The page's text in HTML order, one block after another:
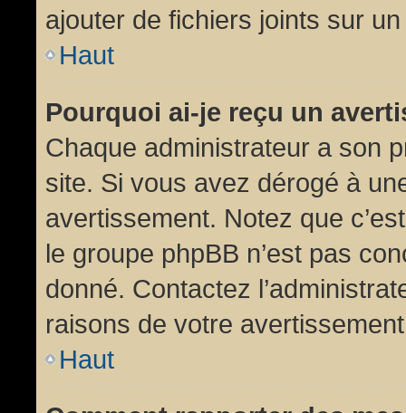
ajouter de fichiers joints sur
Haut
Pourquoi ai-je reçu un
Chaque administrateur a son
site. Si vous avez dérogé à
avertissement. Notez que
le groupe phpBB n’est pas
donné. Contactez
raisons de votre
Haut